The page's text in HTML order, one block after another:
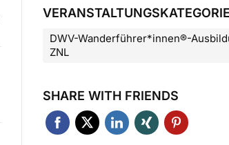
VERANSTALTUNGSKATEGORIE
DWV-Wanderführer*innen®-
ZNL
SHARE WITH FRIENDS